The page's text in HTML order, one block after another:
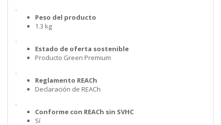
.
Peso del producto
1.3 kg
.
Estado de oferta sostenible
Producto Green Premium
.
Reglamento REACh
Declaración de REACh
.
Conforme con REACh sin SVHC
Sí